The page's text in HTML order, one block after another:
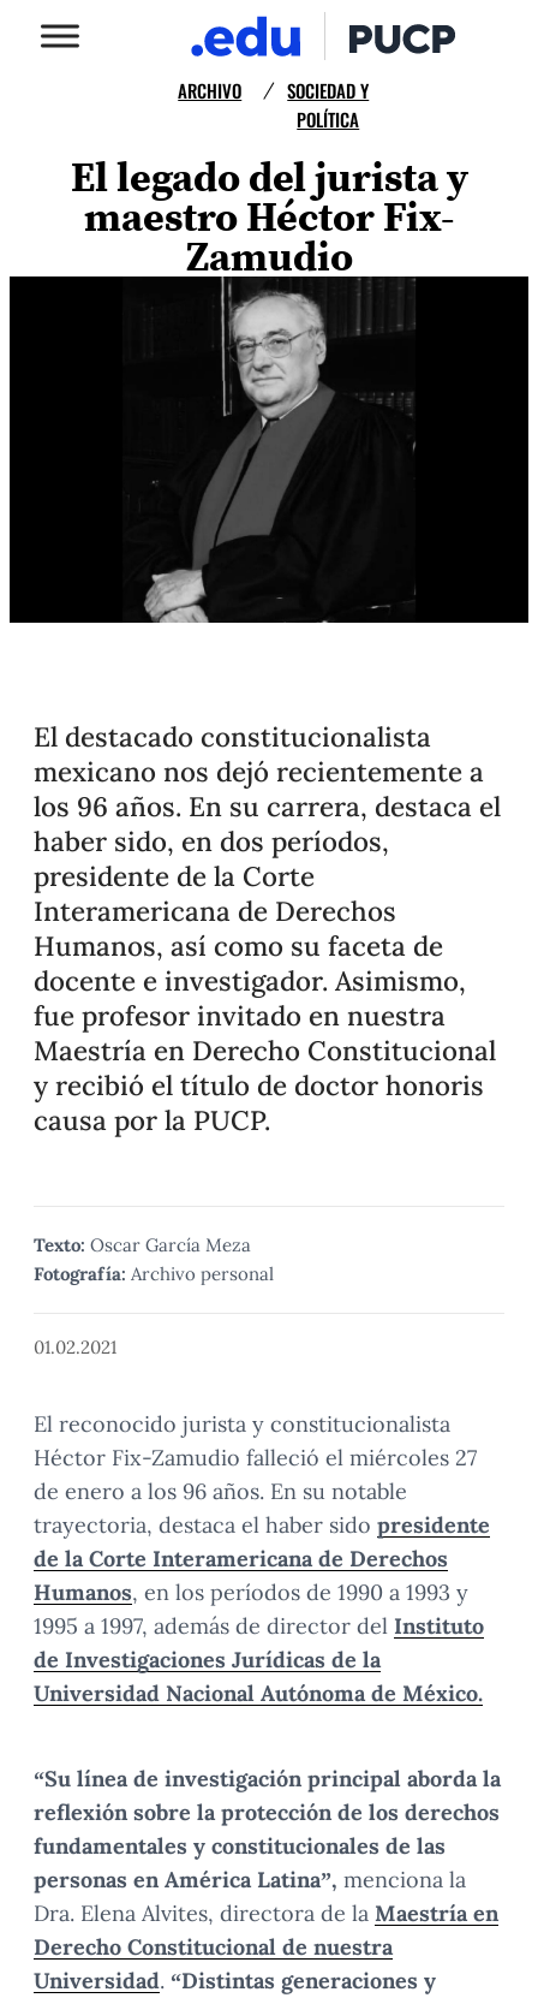
ARCHIVO / SOCIEDAD Y
POLÍTICA
El legado del jurista y
maestro Héctor Fix-
Zamudio
El destacado constitucionalista
mexicano nos dejó recientemente a
los 96 años. En su carrera, destaca el
haber sido, en dos períodos,
presidente de la Corte
Interamericana de Derechos
Humanos, así como su faceta de
docente e investigador. Asimismo,
fue profesor invitado en nuestra
Maestría en Derecho Constitucional
y recibió el título de doctor honoris
causa por la PUCP.
Texto: Oscar García Meza
Fotografía: Archivo personal
01.02.2021
El reconocido jurista y constitucionalista
Héctor Fix-Zamudio falleció el miércoles 27
de enero a los 96 años. En su notable
trayectoria, destaca el haber sido presidente
de la Corte Interamericana de Derechos
Humanos, en los períodos de 1990 a 1993 y
1995 a 1997, además de director del Instituto
de Investigaciones Jurídicas de la
Universidad Nacional Autónoma de México.
“Su línea de investigación principal aborda la
reflexión sobre la protección de los derechos
fundamentales y constitucionales de las
personas en América Latina”, menciona la
Dra. Elena Alvites, directora de la Maestría en
Derecho Constitucional de nuestra
Universidad. “Distintas generaciones y